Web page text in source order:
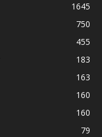
1645
750
455
183
163
160
160
79